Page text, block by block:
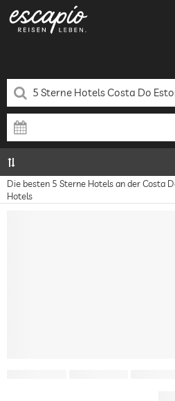
Die besten 5 Sterne Hotels an der Costa
Hotels